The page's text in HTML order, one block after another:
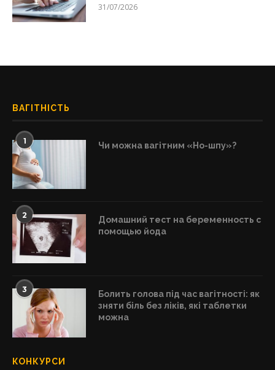
31/07/2026
ВАГІТНІСТЬ
1 Чи можна вагітним «Но-шпу»?
2
Домашний тест на беременность с
помощью йода
3
Болить голова під час вагітності: як
зняти біль без ліків, які таблетки
можна
КОНКУРСИ